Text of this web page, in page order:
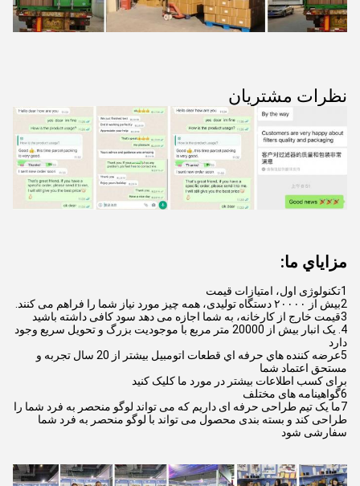
نظرات مشتریان
مزاياي ما:
1تکنولوژی اول، امتیازات قیمت
2بیش از ۲۰۰۰۰ دستگاه تولیدی، همه چیز مورد نیاز شما را فراهم می کنند.
3قیمت خارج از کارخانه، به شما اجازه می دهد سود کافی داشته باشید
4. يک انبار بيش از 20000 متر مربع با موجوديت بزرگ و تحویل سريع وجود
دارد
5عرضه کننده هاي حرفه اي قطعات اتومبيل بيشتر از 20 سال تجربه و
مستحق اعتماد شما
برای کسب اطلاعات بیشتر در مورد ما کلیک کنید
6گواهینامه های مختلف
7ما یک تیم طراحی حرفه ای داریم که می تواند لوگو منحصر به فرد شما را
طراحی کند و بسته بندی محصول می تواند با لوگو منحصر به فرد شما
سفارشی شود